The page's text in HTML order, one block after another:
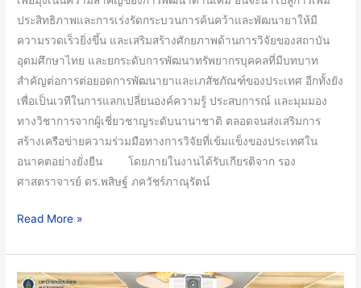
ประสิทธิภาพและการเร่งรัดกระบวนการค้นคว้าและพัฒนายาให้มี
ความรวดเร็วยิ่งขึ้น และเสริมสร้างศักยภาพด้านการวิจัยของสถาบัน
อุดมศึกษาไทย และยกระดับการพัฒนาทรัพยากรบุคคลที่มีบทบาท
สำคัญต่อการต่อยอดการพัฒนายาและเภสัชภัณฑ์ของประเทศ อีกทั้งยัง
เพื่อเป็นเวทีในการแลกเปลี่ยนองค์ความรู้ ประสบการณ์ และมุมมอง
ทางวิชาการจากผู้เชี่ยวชาญระดับนานาชาติ ตลอดจนส่งเสริมการ
สร้างเครือข่ายความร่วมมือทางการวิจัยที่เข้มแข็งของประเทศใน
อนาคตอย่างยั่งยืน โดยภายในงานได้รับเกียรติจาก รอง
ศาสตราจารย์ ดร.พสิษฐ์ ภควัชร์ภาณุรัตน์
ใหม่
พร้อม
เสริม
สร้าง
เครือ
ข่าย
ความ
ร่วม
มือ
ทาง
Read More »
คณะ